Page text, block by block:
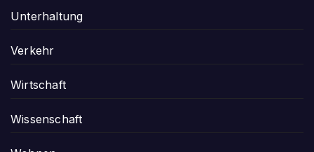
Unterhaltung
Verkehr
Wirtschaft
Wissenschaft